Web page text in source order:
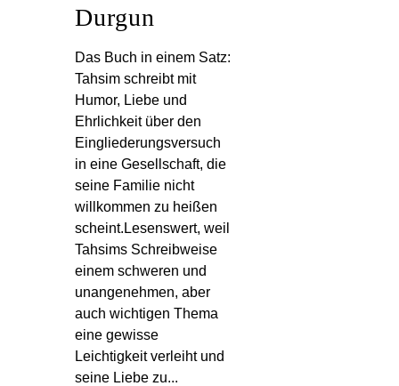
Durgun
Das Buch in einem Satz:
Tahsim schreibt mit
Humor, Liebe und
Ehrlichkeit über den
Eingliederungsversuch
in eine Gesellschaft, die
seine Familie nicht
willkommen zu heißen
scheint.Lesenswert, weil
Tahsims Schreibweise
einem schweren und
unangenehmen, aber
auch wichtigen Thema
eine gewisse
Leichtigkeit verleiht und
seine Liebe zu...